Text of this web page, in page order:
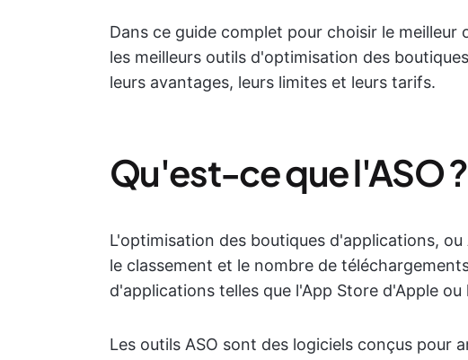
Dans ce guide complet pour choisir le meilleur
les meilleurs outils d'optimisation des
leurs avantages, leurs limites et leurs tarifs.
Qu'est-ce que l'ASO ?
L'optimisation des boutiques d'applications,
le classement et le nombre de
d'applications telles que l'App Store d'Apple ou
Les outils ASO sont des logiciels conçus pour